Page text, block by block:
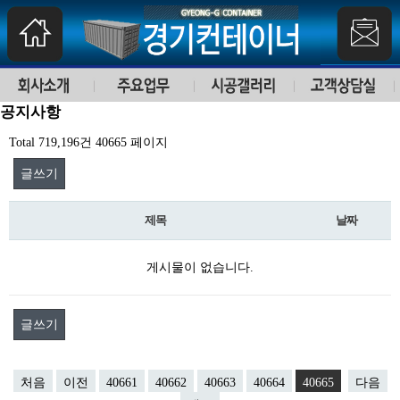
공지사항
Total 719,196건 40665 페이지
글쓰기
제목 날짜
게시물이 없습니다.
글쓰기
처음 이전 40661 40662 40663 40664 40665
다음